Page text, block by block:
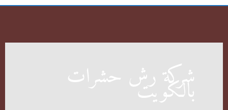
الرئيسية
شركة رش حشرات
بالكويت